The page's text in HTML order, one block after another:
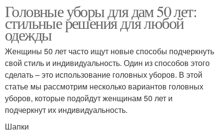
Головные уборы для дам 50 лет:
стильные решения для любой
одежды
Женщины 50 лет часто ищут новые способы подчеркнуть
свой стиль и индивидуальность. Один из способов этого
сделать – это использование головных уборов. В этой
статье мы рассмотрим несколько вариантов головных
уборов, которые подойдут женщинам 50 лет и
подчеркнут их индивидуальность.
Шапки